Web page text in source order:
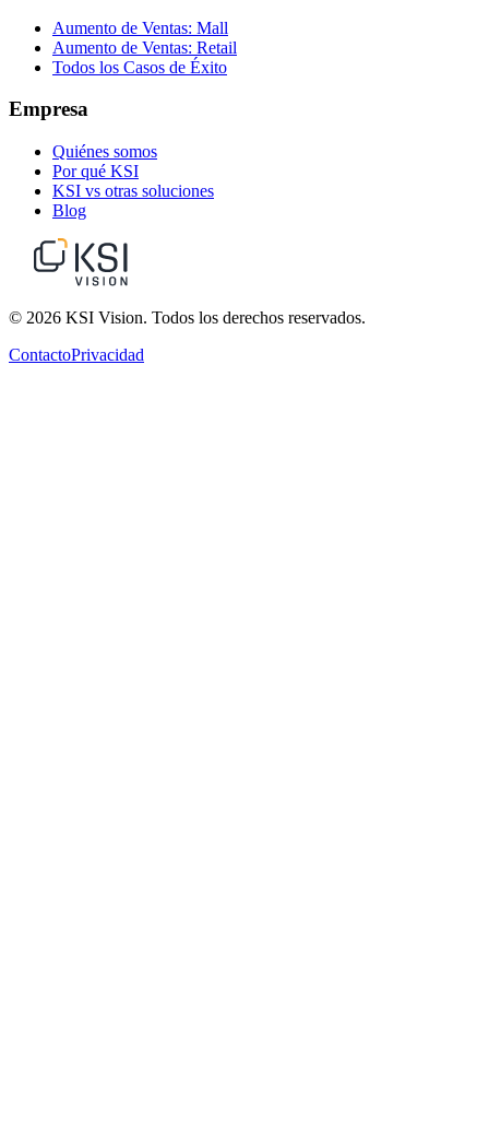
Aumento de Ventas: Mall
Aumento de Ventas: Retail
Todos los Casos de Éxito
Empresa
Quiénes somos
Por qué KSI
KSI vs otras soluciones
Blog
© 2026 KSI Vision. Todos los derechos reservados.
ContactoPrivacidad